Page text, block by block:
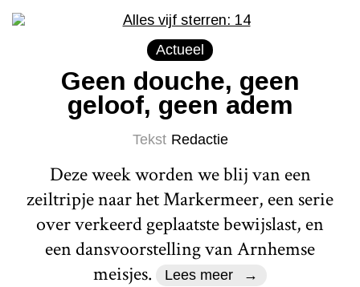
Actueel
Geen douche, geen
geloof, geen adem
Tekst Redactie
Deze week worden we blij van een
zeiltripje naar het Markermeer, een serie
over verkeerd geplaatste bewijslast, en
een dansvoorstelling van Arnhemse
meisjes.
Lees meer